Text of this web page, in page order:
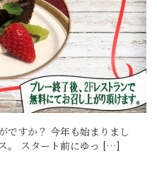
ですか？ 今年も始まりまし
。 スタート前にゆっ […]